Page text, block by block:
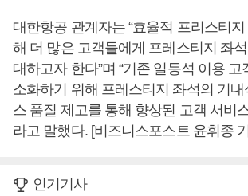
대한항공 관계자는 “효율적 프리스티
해 더 많은 고객들에게 프레스티지 좌
대하고자 한다”며 “기존 일등석 이용 고
소화하기 위해 프레스티지 좌석의 기내
스 품질 제고를 통해 향상된 고객 서비
라고 말했다. [비즈니스포스트 윤휘종
인기기사